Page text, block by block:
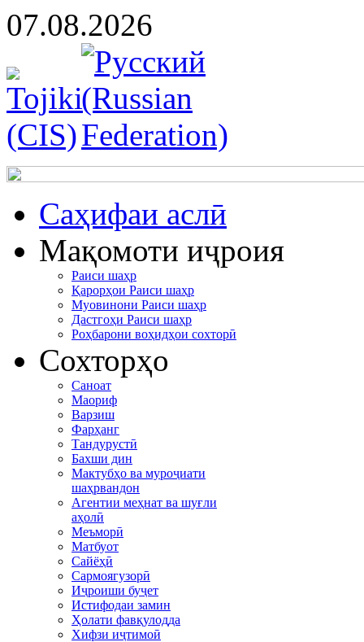
07.08.2026
Cаҳифаи аслӣ
Мақомоти иҷроия
Раиси шаҳр
Қарорҳои Раиси шаҳр
Муовинони Раиси шаҳр
Дастгоҳи Раиси шаҳр
Роҳбарони воҳидҳои сохторӣ
Сохторҳо
Саноат
Маориф
Варзиш
Фарҳанг
Тандурустӣ
Бахши дин
Мактубҳо ва муроҷиати
шаҳрвандон
Агентии меҳнат ва шуғли
аҳолӣ
Меъморӣ
Матбуот
Сайёҳӣ
Сармоягузорӣ
Иҷроиши буҷет
Истифодаи замин
Ҳолати фавқулодда
Хифзи иҷтимоӣ